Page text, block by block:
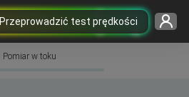
Przeprowadzić test prędkości
Pomiar w toku